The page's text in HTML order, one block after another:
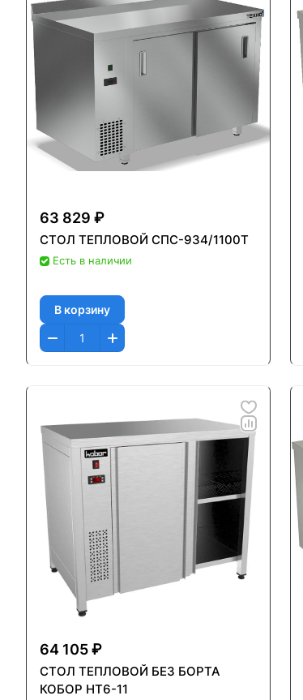
63 829 ₽
СТОЛ ТЕПЛОВОЙ СПС-934/1100Т
Есть в наличии
В корзину
64 105 ₽
СТОЛ ТЕПЛОВОЙ БЕЗ БОРТА
КОБОР HT6-11